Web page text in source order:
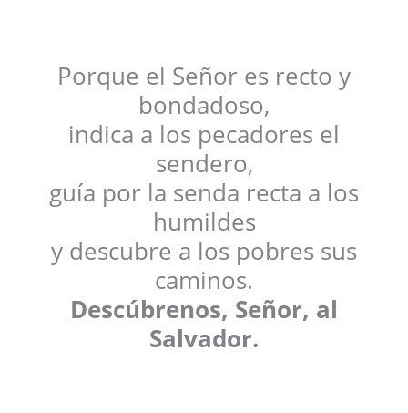
Porque el Señor es recto y
bondadoso,
indica a los pecadores el
sendero,
guía por la senda recta a los
humildes
y descubre a los pobres sus
caminos.
Descúbrenos, Señor, al
Salvador.